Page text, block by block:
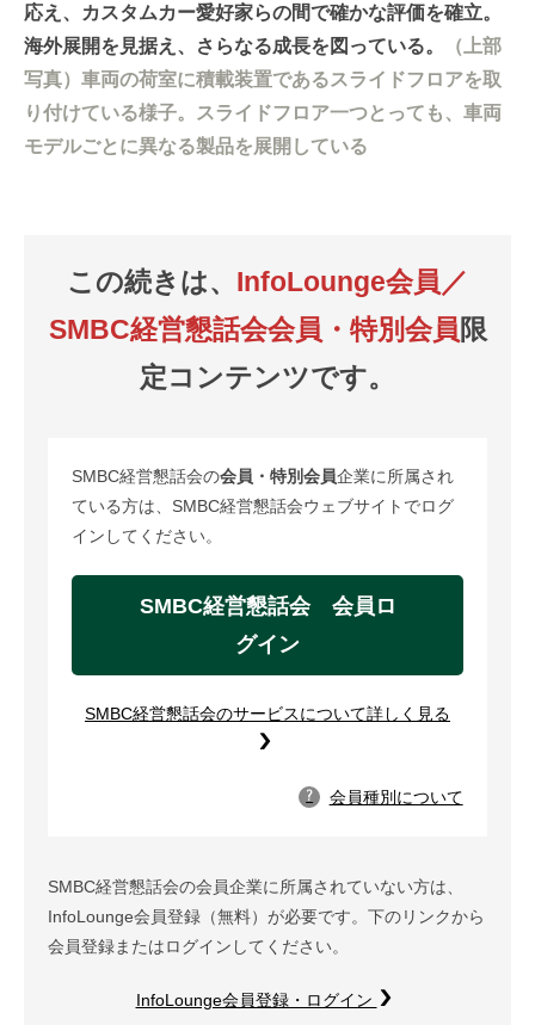
応え、カスタムカー愛好家らの間で確かな評価を確立。
海外展開を見据え、さらなる成長を図っている。
（上部
写真）車両の荷室に積載装置であるスライドフロアを取
り付けている様子。スライドフロア一つとっても、車両
モデルごとに異なる製品を展開している
この続きは、 InfoLounge会員／
SMBC経営懇話会会員・特別会員 限
定コンテンツです。
SMBC経営懇話会の会員・特別会員企業に所属され
ている方は、SMBC経営懇話会ウェブサイトでログ
インしてください。
SMBC経営懇話会 会員ロ
グイン
SMBC経営懇話会のサービスについて詳しく見る
? 会員種別について
SMBC経営懇話会の会員企業に所属されていない方は、
InfoLounge会員登録（無料）が必要です。下のリンクから
会員登録またはログインしてください。
InfoLounge会員登録・ログイン